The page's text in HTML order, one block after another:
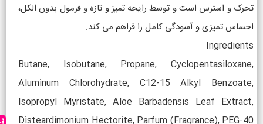
تحرک و استرس است و توسط رایحه تمیز و تازه و فرمول بدون الکل،
احساس تمیزی و آسودگی کامل را فراهم می کند.
Ingredients
Butane, Isobutane, Propane, Cyclopentasiloxane,
Aluminum Chlorohydrate, C12-15 Alkyl Benzoate,
Isopropyl Myristate, Aloe Barbadensis Leaf Extract,
Disteardimonium Hectorite, Parfum (Fragrance), PEG-40